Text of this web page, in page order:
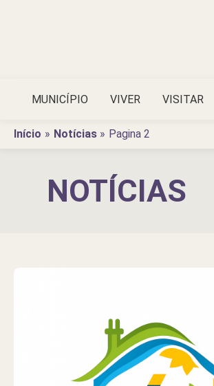
MUNICÍPIO VIVER VISITAR
Início Notícias Pagina 2
NOTÍCIAS